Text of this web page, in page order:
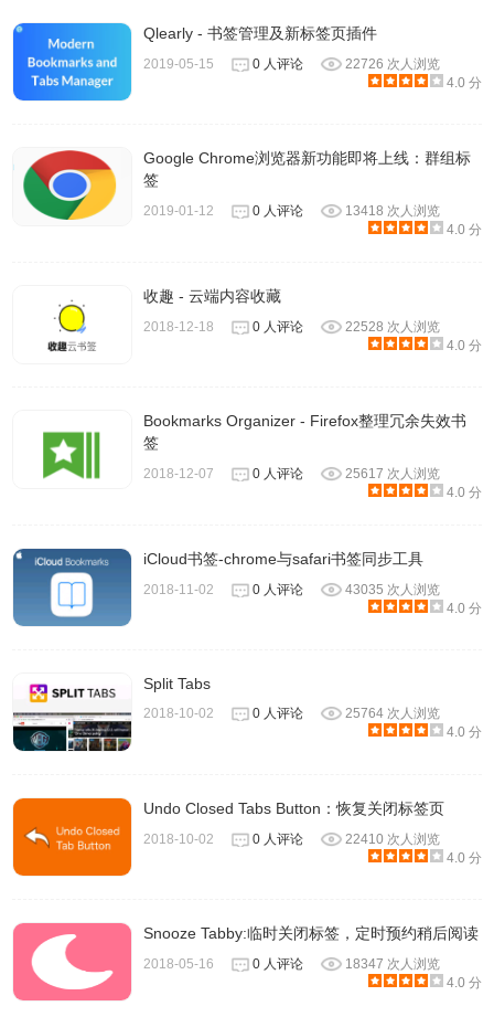
Qlearly - 书签管理及新标签页插件
2019-05-15 0 人评论
22726 次人浏览
4.0 分
Google Chrome浏览器新功能即将上线：群组标
签
2019-01-12 0 人评论
13418 次人浏览
4.0 分
收趣 - 云端内容收藏
2018-12-18 0 人评论
22528 次人浏览
4.0 分
Bookmarks Organizer - Firefox整理冗余失效书
签
2018-12-07 0 人评论
25617 次人浏览
4.0 分
iCloud书签-chrome与safari书签同步工具
2018-11-02 0 人评论
43035 次人浏览
4.0 分
Split Tabs
2018-10-02 0 人评论
25764 次人浏览
4.0 分
Undo Closed Tabs Button：恢复关闭标签页
2018-10-02 0 人评论
22410 次人浏览
4.0 分
Snooze Tabby:临时关闭标签，定时预约稍后阅读
2018-05-16 0 人评论
18347 次人浏览
4.0 分